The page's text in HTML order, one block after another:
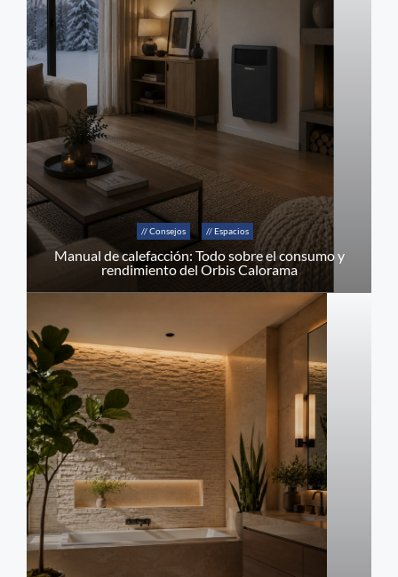
// Consejos // Espacios
Manual de calefacción: Todo sobre el consumo y
rendimiento del Orbis Calorama